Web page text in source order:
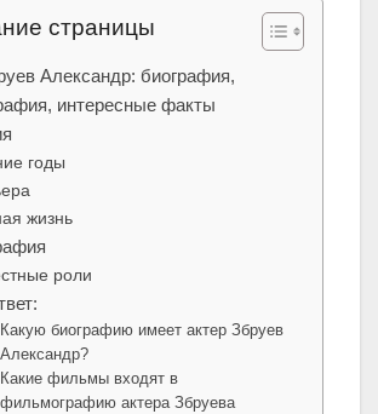
страницы
Александр: биография,
интересные факты
годы
жизнь
роли
Какую биографию имеет актер Збруев
Александр?
Какие фильмы входят в
фильмографию актера Збруева